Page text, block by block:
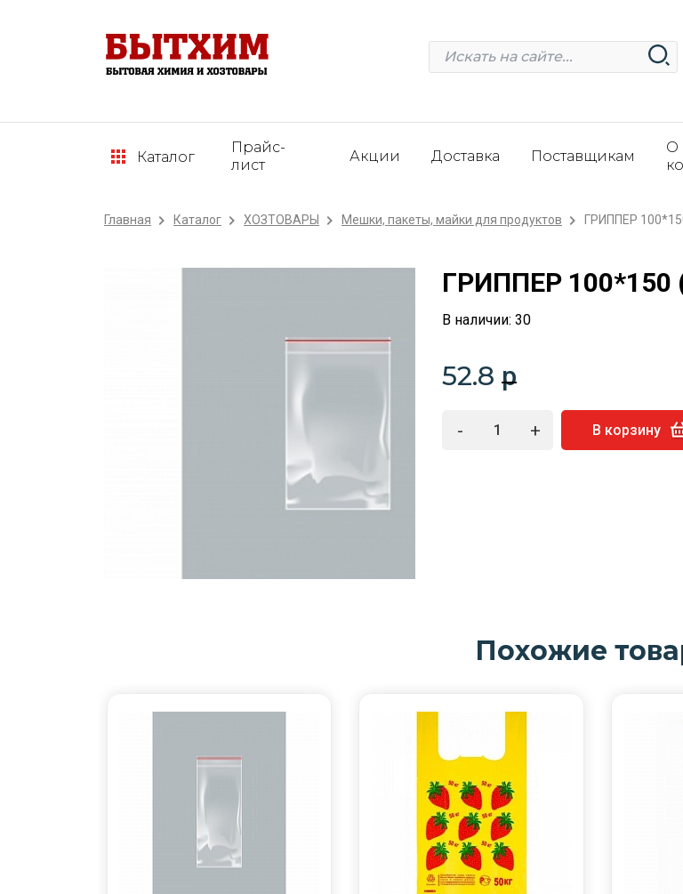
Каталог
Прайс-
лист
Акции Доставка Поставщикам
О
Главная Каталог ХОЗТОВАРЫ Мешки, пакеты, майки для продуктов ГРИППЕР
ГРИППЕР 100*150
В наличии: 30
52.8 p
- + В корзину
Похожие